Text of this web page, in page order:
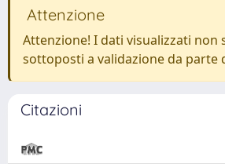
Attenzione
Attenzione! I dati visualizzati non
sottoposti a validazione da parte
Citazioni